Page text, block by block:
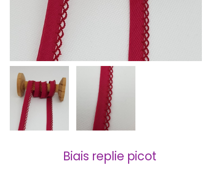
Biais replie picot